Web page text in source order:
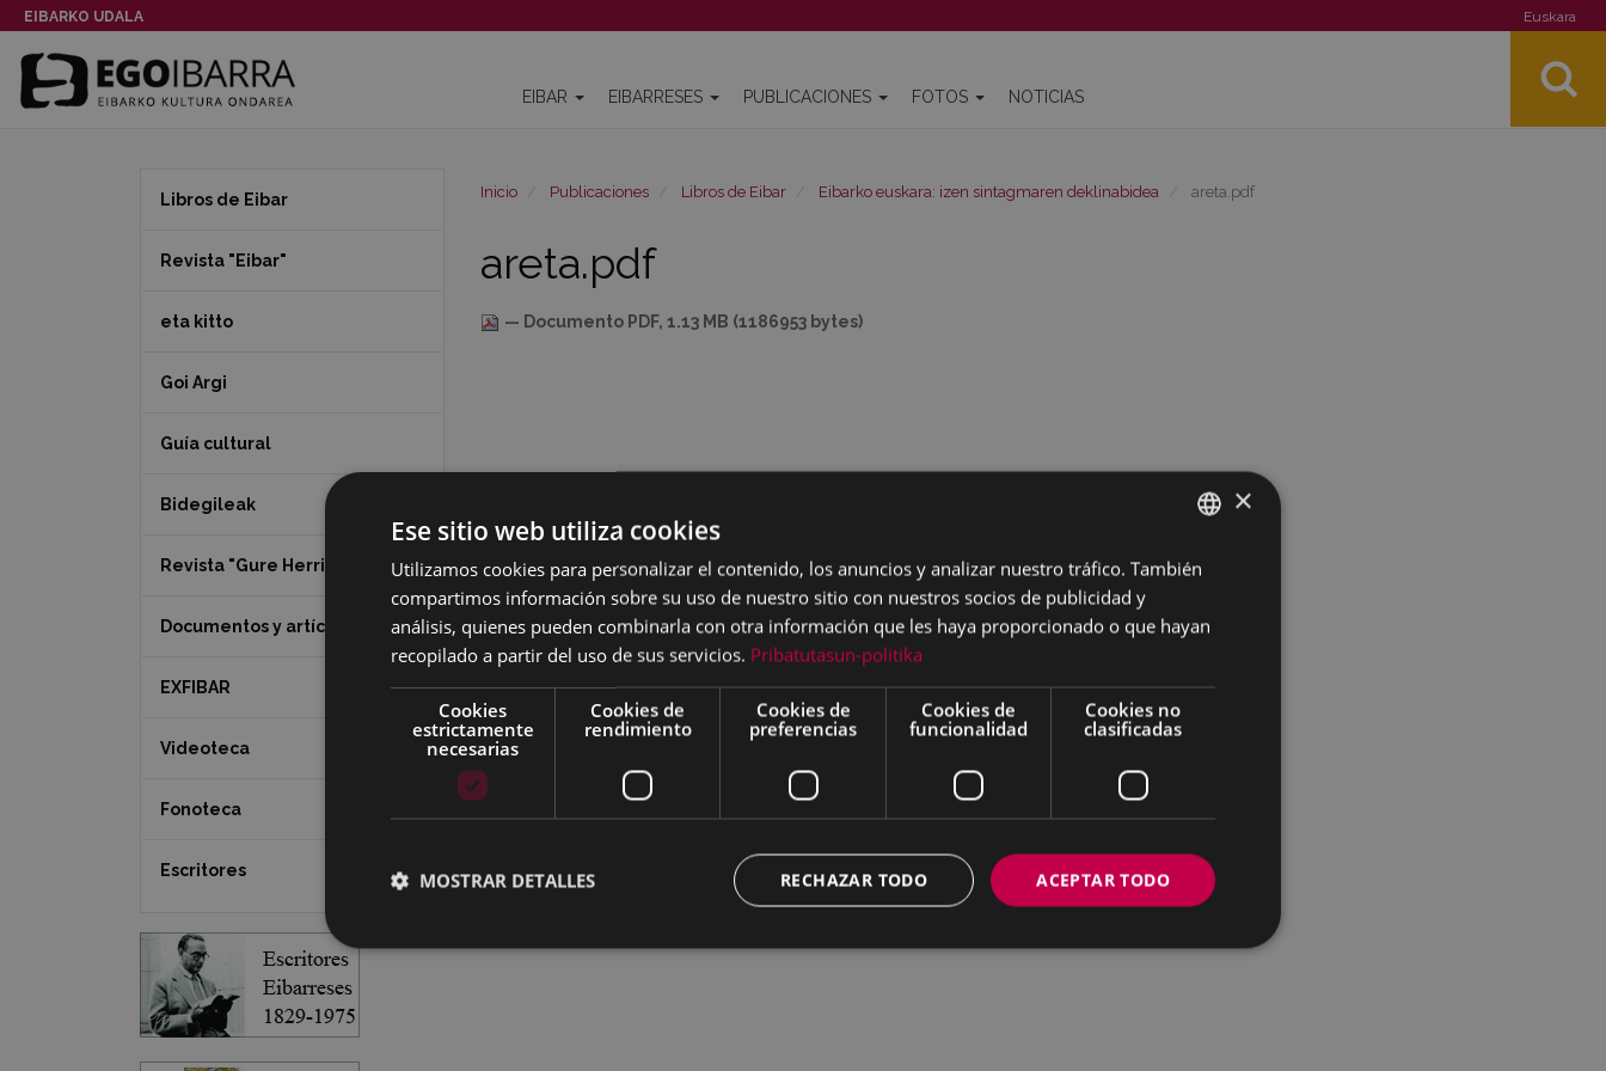
EIBARKO UDALA Euskara
EIBAR EIBARRESES PUBLICACIONES FOTOS NOTICIAS
Inicio Publicaciones Libros de Eibar Eibarko euskara: izen sintagmaren deklinabidea areta.pdf
areta.pdf
— Documento PDF, 1.13 MB (1186953 bytes)
Libros de Eibar
Revista "Eibar"
eta kitto
Goi Argi
Guía cultural
Bidegileak
Revista "Gure Herria"
Documentos y artículos
EXFIBAR
Videoteca
Fonoteca
Escritores
BASQUE
×
Ese sitio web utiliza cookies
Utilizamos cookies para personalizar el contenido, los anuncios y analizar nuestro tráfico. También
compartimos información sobre su uso de nuestro sitio con nuestros socios de publicidad y
análisis, quienes pueden combinarla con otra información que les haya proporcionado o que hayan
recopilado a partir del uso de sus servicios. Pribatutasun-politika
Cookies
estrictamente
necesarias
Cookies de
rendimiento
Cookies de
preferencias
Cookies de
funcionalidad
Cookies no
clasificadas
ACEPTAR TODO
RECHAZAR TODO
MOSTRAR DETALLES